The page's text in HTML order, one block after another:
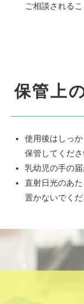
ご相談される
保管上
使用後はしっ
保管してくださ
乳幼児の手の
直射日光のあ
置かないでくだ